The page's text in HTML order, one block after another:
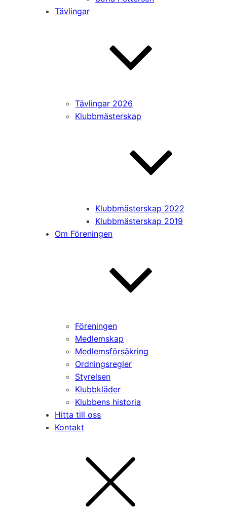
Tävlingar
Tävlingar 2026
Klubbmästerskap
Klubbmästerskap 2022
Klubbmästerskap 2019
Om Föreningen
Föreningen
Medlemskap
Medlemsförsäkring
Ordningsregler
Styrelsen
Klubbkläder
Klubbens historia
Hitta till oss
Kontakt